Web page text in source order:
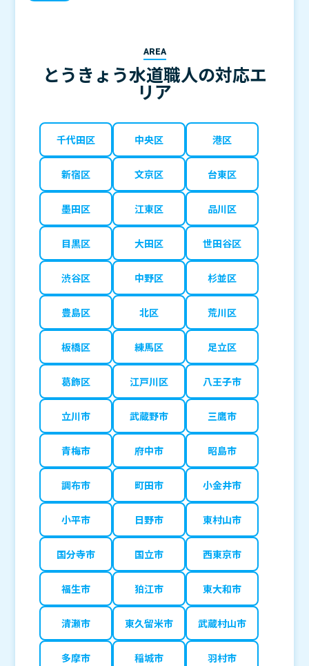
AREA
とうきょう水道職人の対応エ
リア
千代田区 中央区 港区
新宿区 文京区 台東区
墨田区 江東区 品川区
目黒区 大田区 世田谷区
渋谷区 中野区 杉並区
豊島区 北区 荒川区
板橋区 練馬区 足立区
葛飾区 江戸川区 八王子市
立川市 武蔵野市 三鷹市
青梅市 府中市 昭島市
調布市 町田市 小金井市
小平市 日野市 東村山市
国分寺市 国立市 西東京市
福生市 狛江市 東大和市
清瀬市 東久留米市 武蔵村山市
多摩市 稲城市 羽村市